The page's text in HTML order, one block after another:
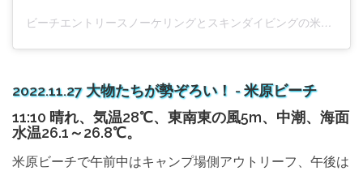
ビーチエントリースノーケリングとスキンダイビングの米原クラブ(@bwwitoh)がシェアした投稿
2022.11.27 大物たちが勢ぞろい！ - 米原ビーチ
11:10 晴れ、気温28℃、東南東の風5m、中潮、海面
水温26.1～26.8℃。
米原ビーチで午前中はキャンプ場側アウトリーフ、午後は